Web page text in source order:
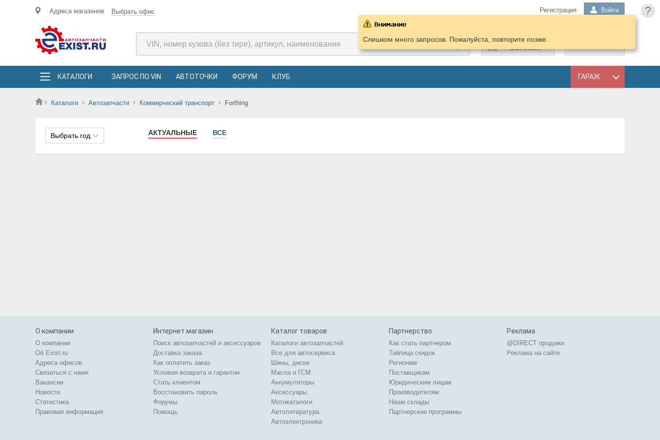
?
Адреса магазинов Выбрать офис Регистрация Войти
ПОДОБРАТЬ
ЗАПЧАСТИ
КАТАЛОГИ ЗАПРОС ПО VIN АВТОТОЧКИ ФОРУМ КЛУБ ГАРАЖ
Каталоги Автозапчасти Коммерческий транспорт Forthing
Слишком много запросов. Пожалуйста, повторите позже.
Выбрать год АКТУАЛЬНЫЕ ВСЕ
О компании
О компании
Об Exist.ru
Адреса офисов
Связаться с нами
Вакансии
Новости
Статистика
Правовая информация
Интернет магазин
Поиск автозапчастей и аксессуаров
Доставка заказа
Как оплатить заказ
Условия возврата и гарантии
Стать клиентом
Восстановить пароль
Форумы
Помощь
Каталог товаров
Каталоги автозапчастей
Все для автосервиса
Шины, диски
Масла и ГСМ
Аккумуляторы
Аксессуары
Мотокаталоги
Автолитература
Автоэлектроника
Партнерство
Как стать партнером
Таблица скидок
Регионам
Поставщикам
Юридическим лицам
Производителям
Наши склады
Партнерские программы
Реклама
@DIRECT продажи
Реклама на сайте